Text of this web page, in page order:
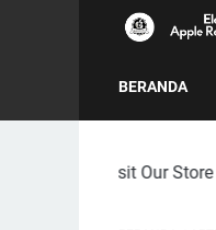
BERANDA
Our Store at WTC e-Mall